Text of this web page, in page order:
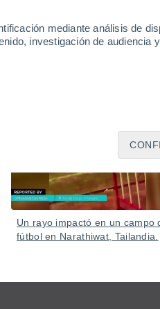
mediante análisis de
investigación de audiencia
Un rayo impactó en un campo
fútbol en Narathiwat, Tailandia.